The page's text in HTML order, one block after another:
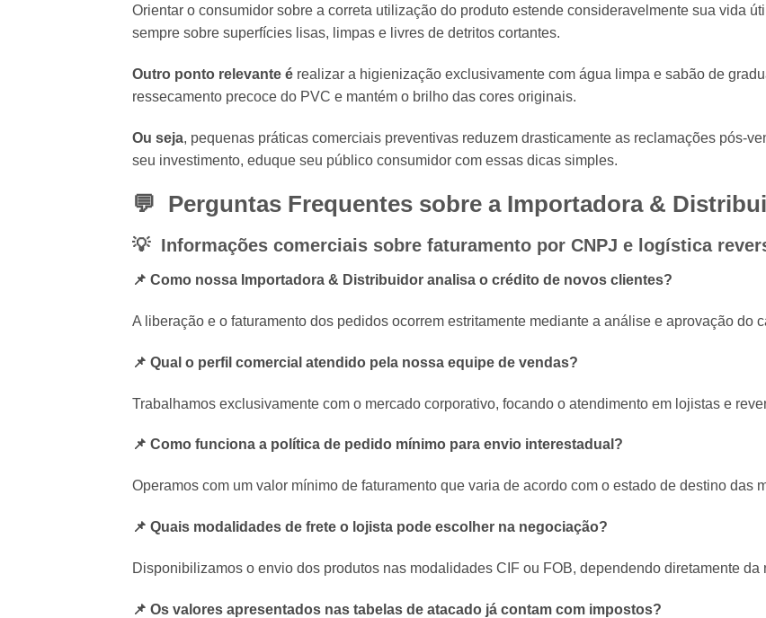
Orientar o consumidor sobre a correta utilização do produto estende consideravelmente sua vida
sempre sobre superfícies lisas, limpas e livres de detritos cortantes.
Outro ponto relevante é realizar a higienização exclusivamente com água limpa e sabão de
ressecamento precoce do PVC e mantém o brilho das cores originais.
Ou seja, pequenas práticas comerciais preventivas reduzem drasticamente as reclamações pós-
seu investimento, eduque seu público consumidor com essas dicas simples.
💬 Perguntas Frequentes sobre a Importadora &
💡 Informações comerciais sobre faturamento por CNPJ e logística
📌 Como nossa Importadora & Distribuidor analisa o crédito de novos clientes?
A liberação e o faturamento dos pedidos ocorrem estritamente mediante a análise e aprovação do
📌 Qual o perfil comercial atendido pela nossa equipe de vendas?
Trabalhamos exclusivamente com o mercado corporativo, focando o atendimento em lojistas e
📌 Como funciona a política de pedido mínimo para envio interestadual?
Operamos com um valor mínimo de faturamento que varia de acordo com o estado de destino das
📌 Quais modalidades de frete o lojista pode escolher na negociação?
Disponibilizamos o envio dos produtos nas modalidades CIF ou FOB, dependendo diretamente
📌 Os valores apresentados nas tabelas de atacado já contam com impostos?